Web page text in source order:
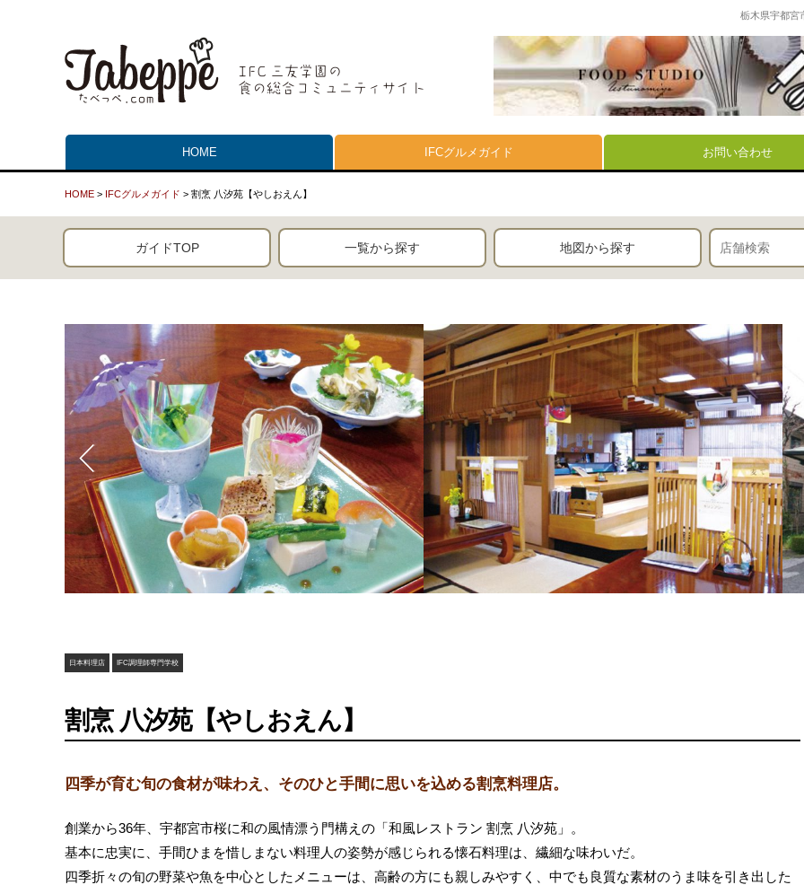
栃木県宇都宮
HOME IFCグルメガイド お問い合わせ
HOME > IFCグルメガイド > 割烹 八汐苑【やしおえん】
ガイドTOP 一覧から探す 地図から探す
日本料理店 IFC調理師専門学校
割烹 八汐苑【やしおえん】
四季が育む旬の食材が味わえ、そのひと手間に思いを込める割烹料理店。
創業から36年、宇都宮市桜に和の風情漂う門構えの「和風レストラン 割烹 八汐苑」。
基本に忠実に、手間ひまを惜しまない料理人の姿勢が感じられる懐石料理は、繊細な味わいだ。
四季折々の旬の野菜や魚を中心としたメニューは、高齢の方にも親しみやすく、中でも良質な素材のうま味を引き出した